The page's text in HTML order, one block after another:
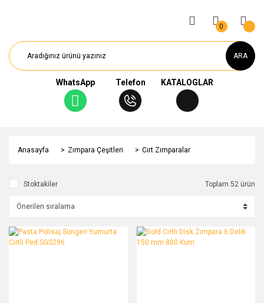
ARA
WhatsApp Telefon KATALOGLAR
0
Anasayfa Zımpara Çeşitleri Cırt Zımparalar
Stoktakiler Toplam 52 ürün